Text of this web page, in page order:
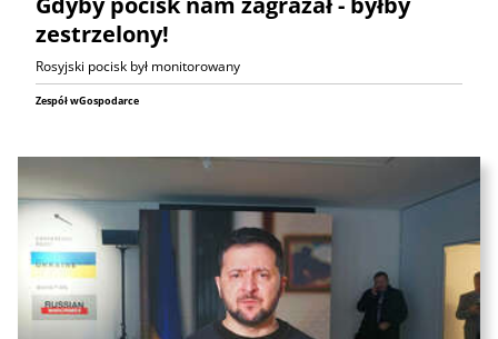
zestrzelony!
Rosyjski pocisk był monitorowany
Zespół wGospodarce